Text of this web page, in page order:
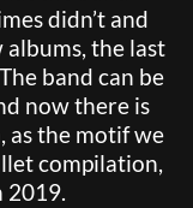
didn’t and
the last
band can be
now there is
as the motif we
compilation,
2019.